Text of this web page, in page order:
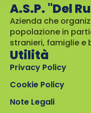
A.S.P. "Del
Azienda che
popolazione in
stranieri, famiglie e
Utilità
Privacy Policy
Cookie Policy
Note Legali